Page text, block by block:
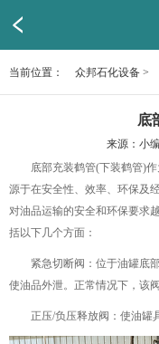
当前位置： 众邦石化设备 >
底
来源：小
底部充装鹤管(下装鹤管)作
源于在安全性、效率、环保及
对油品运输的安全和环保要求
括以下几个方面：
紧急切断阀：位于油罐底部
使油品外泄。正常情况下，该
正压/负压释放阀：使油罐具